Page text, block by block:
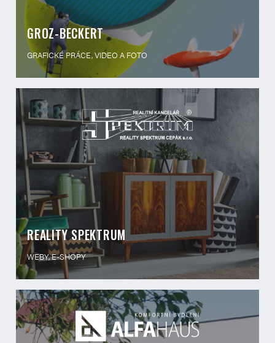
GROZ-BECKERT
GRAFICKÉ PRÁCE, VIDEO A FOTO
REALITY SPEKTRUM
WEBY, E-SHOPY